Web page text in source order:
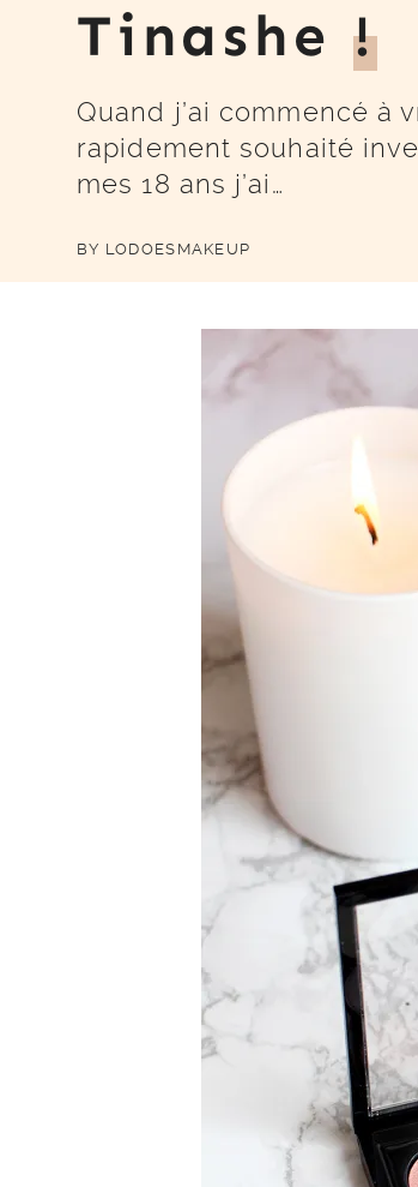
Tinashe!
Quand j’ai commencé à
rapidement souhaité
mes 18 ans j’ai…
BY LODOESMAKEUP